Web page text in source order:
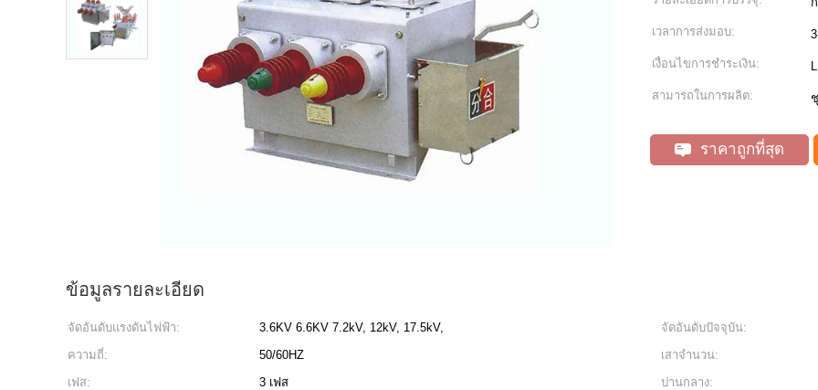
เวลาการส่งมอบ:
เงื่อนไขการชำระเงิน:
สามารถในการผลิต:
ราคาถูกที่สุด
ข้อมูลรายละเอียด
จัดอันดับแรงดันไฟฟ้า: 3.6KV 6.6KV 7.2kV, 12kV, 17.5kV, จัดอันดับปัจจุบัน:
ความถี่:
50/60HZ เสาจำนวน:
เฟส:
3 เฟส ปานกลาง: